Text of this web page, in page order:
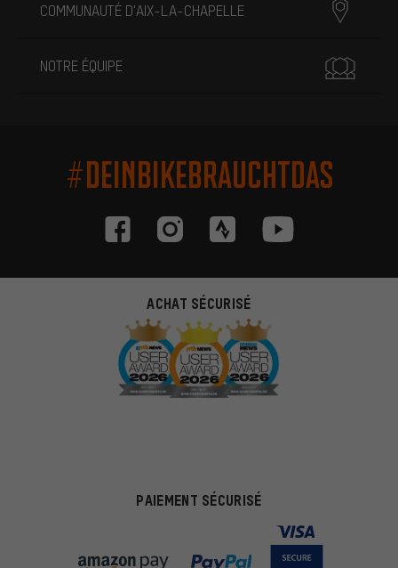
COMMUNAUTÉ D'AIX-LA-CHAPELLE
NOTRE ÉQUIPE
#DEINBIKEBRAUCHTDAS
ACHAT SÉCURISÉ
PAIEMENT SÉCURISÉ